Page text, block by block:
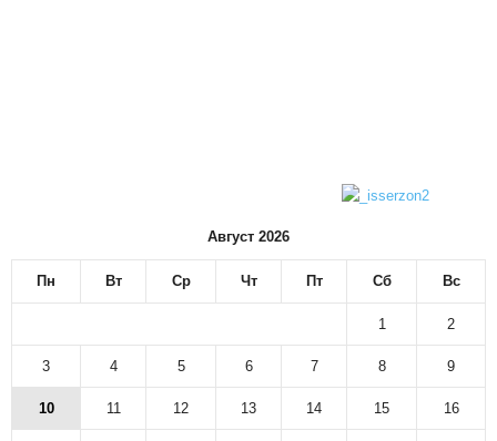
Август 2026
Пн Вт Ср Чт Пт Сб Вс
1 2
3 4 5 6 7 8 9
10 11 12 13 14 15 16